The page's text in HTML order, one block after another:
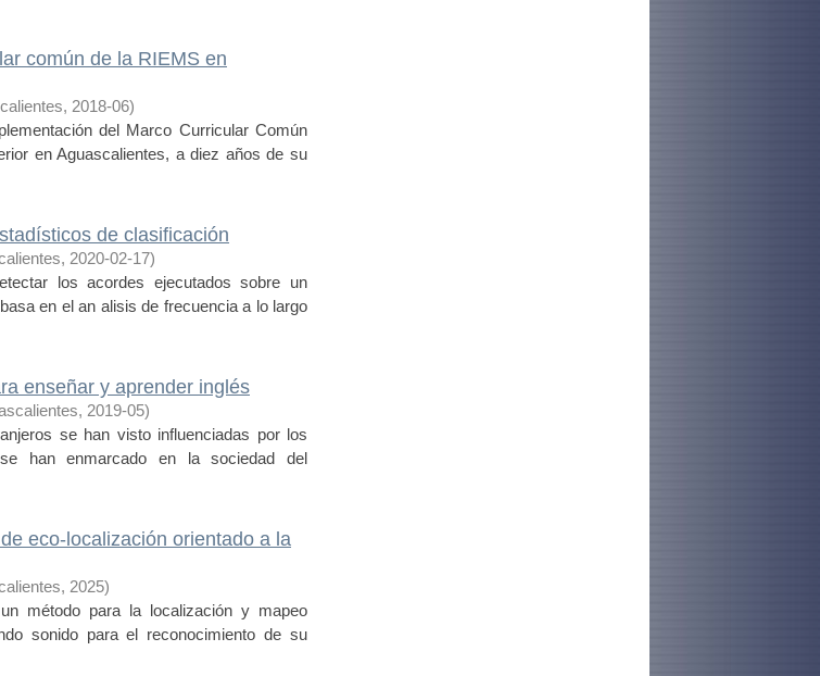
común de la RIEMS en
, 2018-06)
del Marco Curricular Común
en Aguascalientes, a diez años de su
de clasificación
, 2020-02-17)
los acordes ejecutados sobre un
en el an alisis de frecuencia a lo largo
enseñar y aprender inglés
, 2019-05)
se han visto influenciadas por los
han enmarcado en la sociedad del
eco-localización orientado a la
, 2025)
método para la localización y mapeo
sonido para el reconocimiento de su